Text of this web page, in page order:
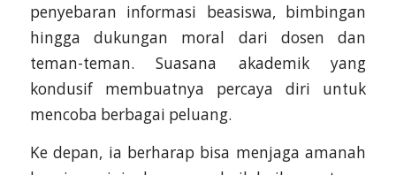
penyebaran informasi beasiswa, bimbingan
hingga dukungan moral dari dosen dan
teman-teman. Suasana akademik yang
kondusif membuatnya percaya diri untuk
mencoba berbagai peluang.
Ke depan, ia berharap bisa menjaga amanah